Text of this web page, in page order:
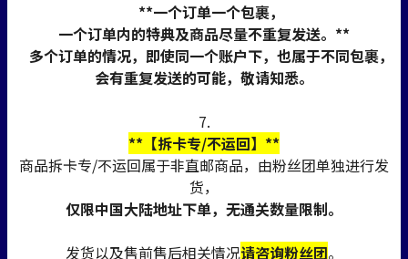
**一个订单一个包裹，
一个订单内的特典及商品尽量不重复发送。**
多个订单的情况，即使同一个账户下，也属于不同包裹，
会有重复发送的可能，敬请知悉。
7.
**【拆卡专/不运回】**
商品拆卡专/不运回属于非直邮商品，由粉丝团单独进行发
货，
仅限中国大陆地址下单，无通关数量限制。
发货以及售前售后相关情况请咨询粉丝团。